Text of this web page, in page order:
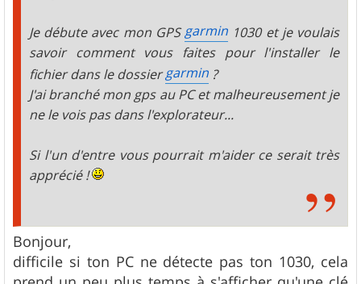
Je débute avec mon GPSgarmin 1030 et je voulais
savoir comment vous faites pour l'installer le
fichier dans le dossiergarmin ?
J'ai branché mon gps au PC et malheureusement je
ne le vois pas dans l'explorateur...
Si l'un d'entre vous pourrait m'aider ce serait très
apprécié !
Bonjour,
difficile si ton PC ne détecte pas ton 1030, cela